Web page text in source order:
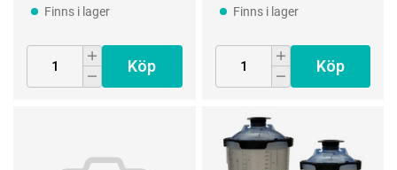
Finns i lager
Köp
Finns i lager
Köp